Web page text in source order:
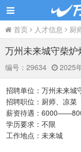
首页 人才信息 厨
万州未来城守柴
编号： 29634 2025
招聘单位：万州未来城
招聘职位：厨师、凉菜
薪资待遇：
学历要求：不限
工作地点：未来城